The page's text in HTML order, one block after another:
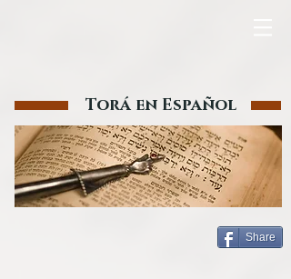
Share
Torá en Español